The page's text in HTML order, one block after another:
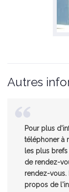
Autres
Pour plus
téléphoner à
les plus
de rendez-
rendez-vous.
propos de